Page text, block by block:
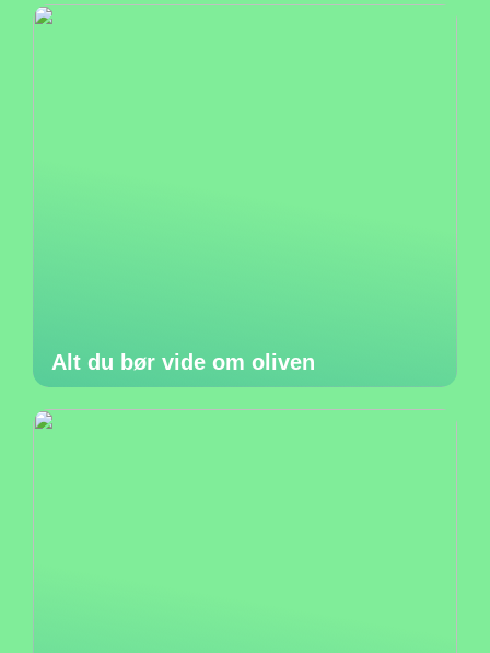
Alt du bør vide om oliven